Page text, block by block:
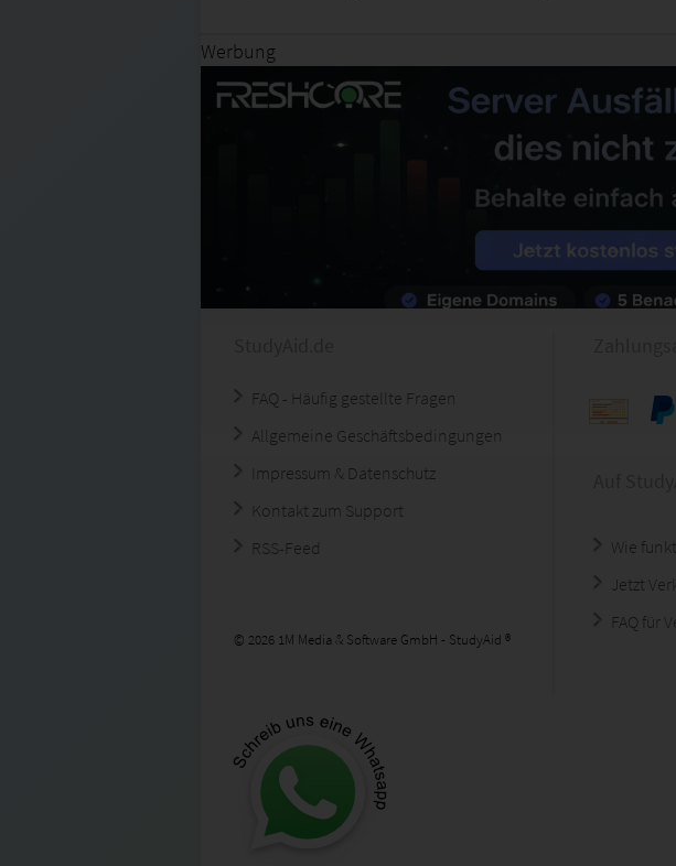
Werbung
FAQ - Häufig gestellte Fragen
Allgemeine Geschäftsbedingungen
Impressum & Datenschutz
Kontakt zum Support
RSS-Feed
© 2026 1M Media & Software GmbH - StudyAid ®
Wie
Jetzt
FAQ für